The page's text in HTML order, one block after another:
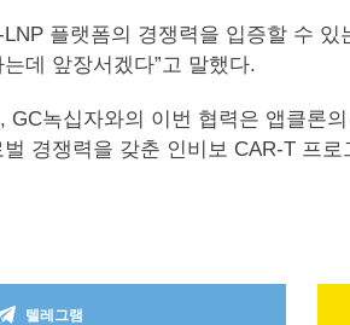
플랫폼의 경쟁력을 입증할 수
데 앞장서겠다”고 말했다.
녹십자와의 이번 협력은 앱클론
경쟁력을 갖춘 인비보 CAR-T 프
텔레그램